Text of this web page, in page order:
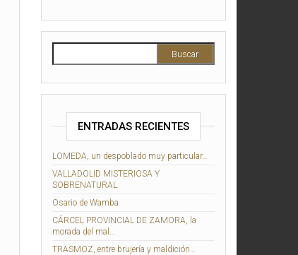
ENTRADAS RECIENTES
LOMEDA, un despoblado muy particular…
VALLADOLID MISTERIOSA Y
SOBRENATURAL
Osario de Wamba
CÁRCEL PROVINCIAL DE ZAMORA, la
morada del mal…
TRASMOZ, entre brujería y maldición…